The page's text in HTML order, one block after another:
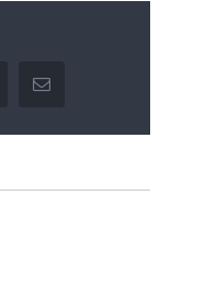
pinterestEmail